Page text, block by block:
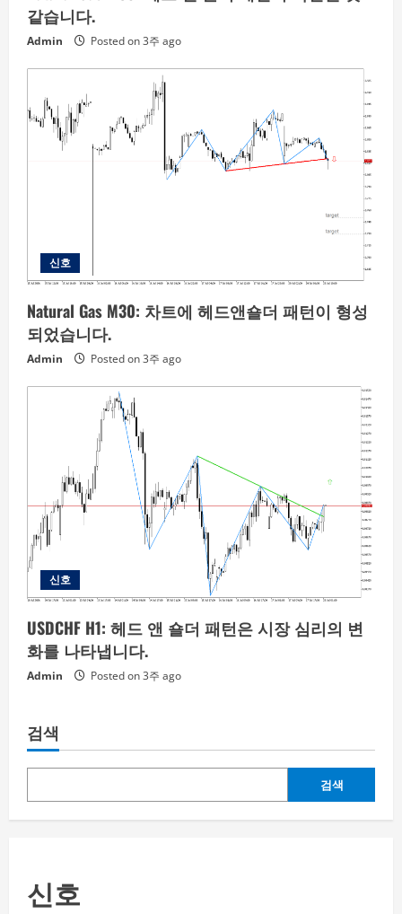
같습니다.
Admin Posted on 3주 ago
신호
Natural Gas M30: 차트에 헤드앤숄더 패턴이 형성
되었습니다.
Admin Posted on 3주 ago
신호
USDCHF H1: 헤드 앤 숄더 패턴은 시장 심리의 변
화를 나타냅니다.
Admin Posted on 3주 ago
검색
검색
신호